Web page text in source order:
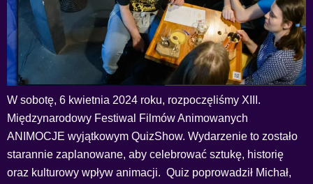
W sobotę, 6 kwietnia 2024 roku, rozpoczęliśmy XIII.
Międzynarodowy Festiwal Filmów Animowanych
ANIMOCJE wyjątkowym QuizShow. Wydarzenie to zostało
starannie zaplanowane, aby celebrować sztukę, historię
oraz kulturowy wpływ animacji. Quiz poprowadził Michał,